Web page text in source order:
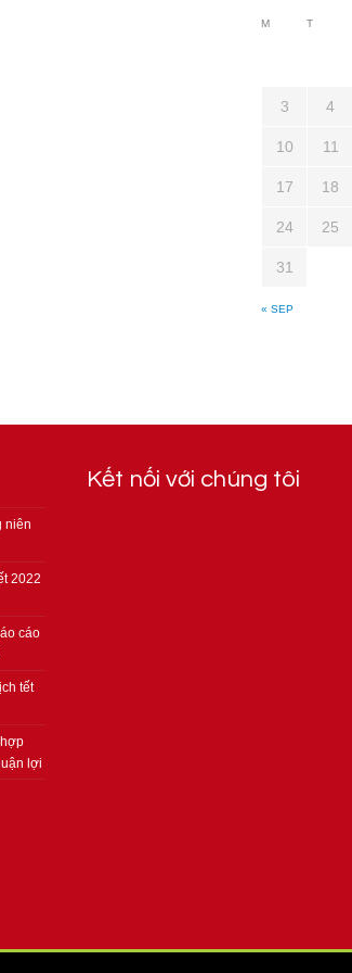
M T
« SEP
3 4
10 11
17 18
24 25
31
niên
2022
cáo
tết
lợi
Kết nối với chúng tôi